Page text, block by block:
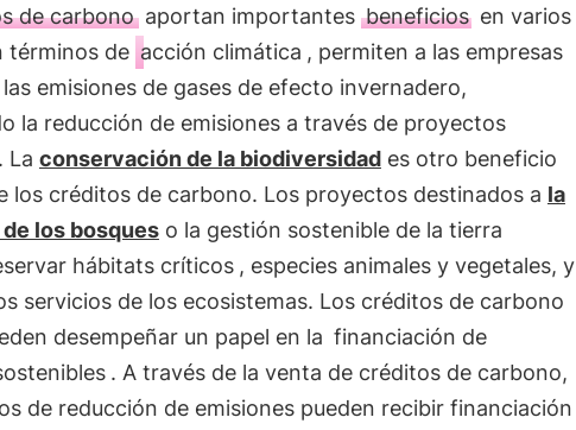
de carbonoaportan importantes beneficios en varios
términos de acción climática , permiten a las empresas
emisiones de gases de efecto invernadero,
la reducción de emisiones a través de proyectos
La conservación de la biodiversidades otro beneficio
los créditos de carbono. Los proyectos destinados a la
los bosqueso la gestión sostenible de la tierra
hábitats críticos , especies animales y vegetales, y
servicios de los ecosistemas. Los créditos de carbono
desempeñar un papel en la financiación de
. A través de la venta de créditos de carbono,
de reducción de emisiones pueden recibir financiación